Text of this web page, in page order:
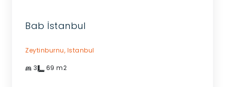
Bab İstanbul
Zeytinburnu, Istanbul
3 69 m2